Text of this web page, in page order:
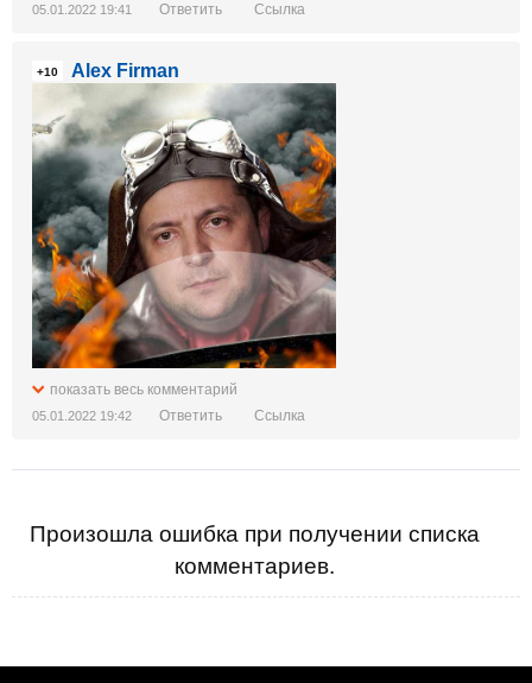
05.01.2022 19:41 Ответить Ссылка
+10 Alex Firman
показать весь комментарий
05.01.2022 19:42 Ответить Ссылка
Произошла ошибка при получении списка
комментариев.